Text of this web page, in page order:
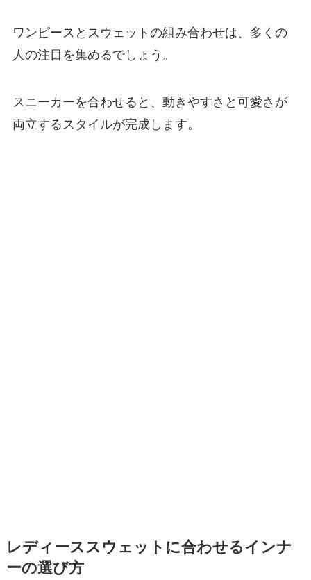
ワンピースとスウェットの組み合わせは、多くの
人の注目を集めるでしょう。
スニーカーを合わせると、動きやすさと可愛さが
両立するスタイルが完成します。
レディーススウェットに合わせるインナ
ーの選び方